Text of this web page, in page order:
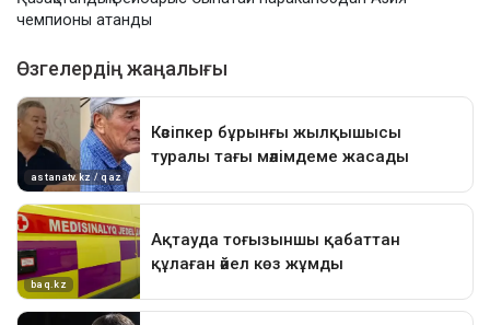
чемпионы атанды